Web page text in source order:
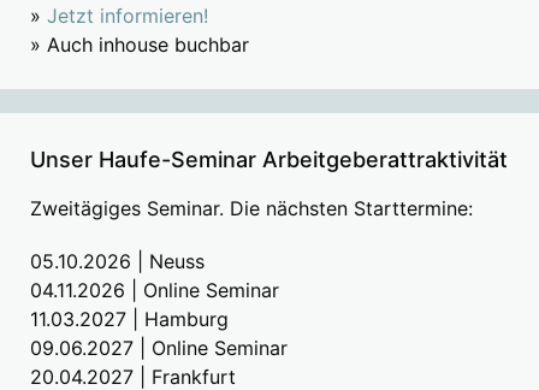
» Jetzt informieren!
» Auch inhouse buchbar
Unser Haufe-Seminar Arbeitgeberattraktivität
Zweitägiges Seminar. Die nächsten Starttermine:
05.10.2026 | Neuss
04.11.2026 | Online Seminar
11.03.2027 | Hamburg
09.06.2027 | Online Seminar
20.04.2027 | Frankfurt